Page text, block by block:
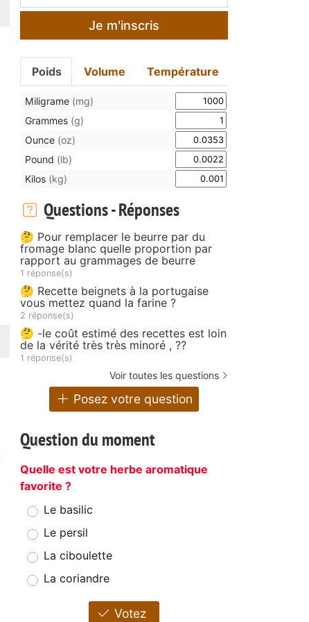
Je m'inscris
Poids Volume Température
Miligrame (mg)
Grammes (g)
Ounce (oz)
Pound (lb)
Kilos (kg)
Questions - Réponses
🤔 Pour remplacer le beurre par du
fromage blanc quelle proportion par
rapport au grammages de beurre
1 réponse(s)
🤔 Recette beignets à la portugaise
vous mettez quand la farine ?
2 réponse(s)
🤔 -le coût estimé des recettes est loin
de la vérité très très minoré , ??
1 réponse(s)
Voir toutes les questions
Posez votre question
Question du moment
Quelle est votre herbe aromatique
favorite ?
Le basilic
Le persil
La ciboulette
La coriandre
Votez